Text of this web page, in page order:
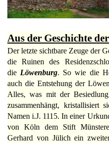
Aus der Geschichte
Der letzte sichtbare Zeuge der
die Ruinen des
die Löwenburg. So wie die
auch die Entstehung der
Alles, was mit der
zusammenhängt, kristallisiert
Namen i.J. 1115. In einer
von Köln dem Stift
Gerhard von Jülich ein